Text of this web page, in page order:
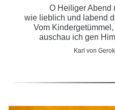
O Heiliger Abend
wie lieblich und labend
Vom
auschau ich gen
Karl von